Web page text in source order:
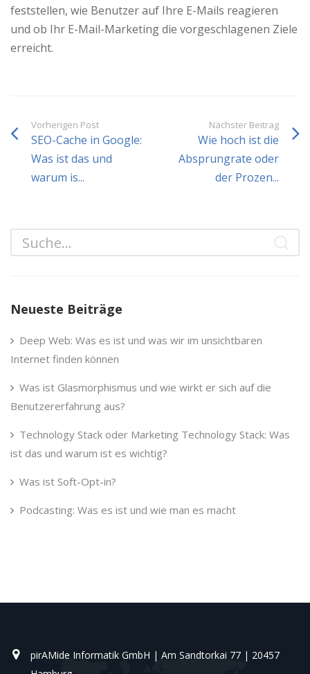
feststellen, wie Benutzer auf Ihre E-Mails reagieren
und ob Ihr E-Mail-Marketing die vorgeschlagenen Ziele
erreicht.
Vorherigen Post
SEO-Cache in Google:
Was ist das und
warum is...
Nächster Beitrag
Wie hoch ist die
Absprungrate oder
der Prozen...
Neueste Beiträge
Deep Web: Was es ist und was wir im unsichtbaren
Internet finden können
Was ist Glasmorphismus und wie wirkt er sich auf die
Benutzererfahrung aus?
Technology Stack oder Marketing Technology Stack: Was
ist das und warum ist es wichtig?
Was ist Soft-Opt-in?
Podcasting: Was es ist und wie man es macht
pirAMide Informatik GmbH | Am Sandtorkai 77 | 20457